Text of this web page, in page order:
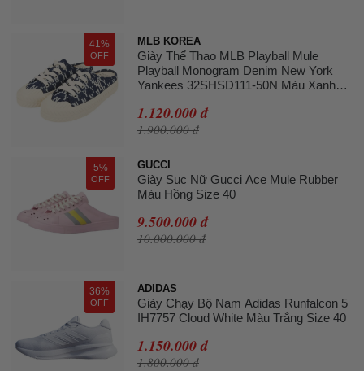
41%
OFF
MLB KOREA
Giày Thể Thao MLB Playball Mule
Playball Monogram Denim New York
Yankees 32SHSD111-50N Màu Xanh
1.120.000 đ
1.900.000 đ
5%
OFF
GUCCI
Giày Sục Nữ Gucci Ace Mule Rubber
Màu Hồng Size 40
9.500.000 đ
10.000.000 đ
36%
OFF
ADIDAS
Giày Chạy Bộ Nam Adidas Runfalcon 5
IH7757 Cloud White Màu Trắng Size 40
1.150.000 đ
1.800.000 đ